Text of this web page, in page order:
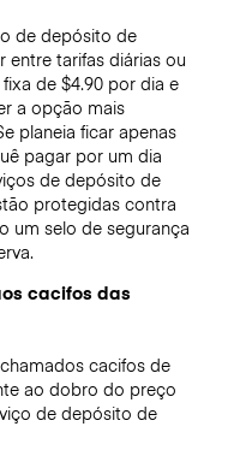
de depósito de
entre tarifas diárias ou
de $4.90 por dia e
a opção mais
planeia ficar apenas
pagar por um dia
de depósito de
protegidas contra
um selo de segurança
cacifos das
cacifos de
ao dobro do preço
de depósito de